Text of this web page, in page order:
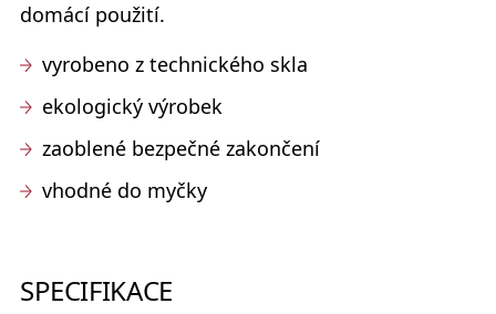
domácí použití.
vyrobeno z technického skla
ekologický výrobek
zaoblené bezpečné zakončení
vhodné do myčky
SPECIFIKACE